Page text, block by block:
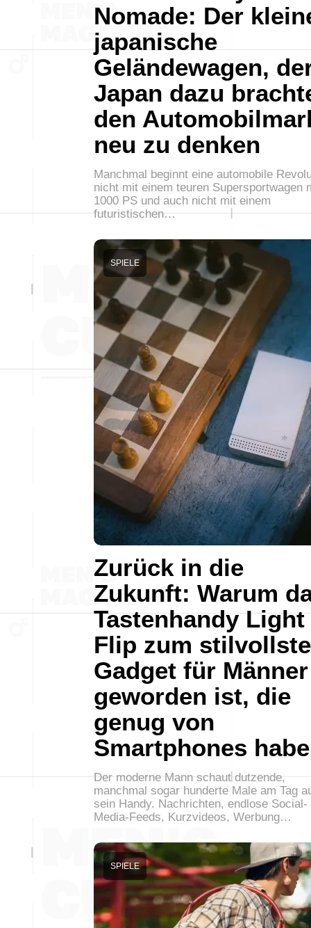
Nomade: Der
japanische
Geländewagen,
Japan dazu
den
neu zu denken
Manchmal beginnt eine automobile
nicht mit einem teuren Supersportwagen
1000 PS und auch nicht mit einem
futuristischen…
Zurück in die
Zukunft: Warum
Tastenhandy Light
Flip zum
Gadget für Männer
geworden ist, die
genug von
Smartphones
SPIELE
Der moderne Mann schaut dutzende,
manchmal sogar hunderte Male am Tag
sein Handy. Nachrichten, endlose Social-
Media-Feeds, Kurzvideos, Werbung…
SPIELE